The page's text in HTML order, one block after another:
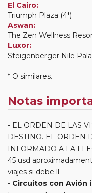
El Cairo:
Triumph Plaza (4*)
Aswan:
The Zen Wellness
Luxor:
Steigenberger Nile
* O similares.
Notas
EL ORDEN DE LAS
DESTINO. EL ORDEN
INFORMADO A LA
45 usd
viajes si debe ll
Circuitos con Avión